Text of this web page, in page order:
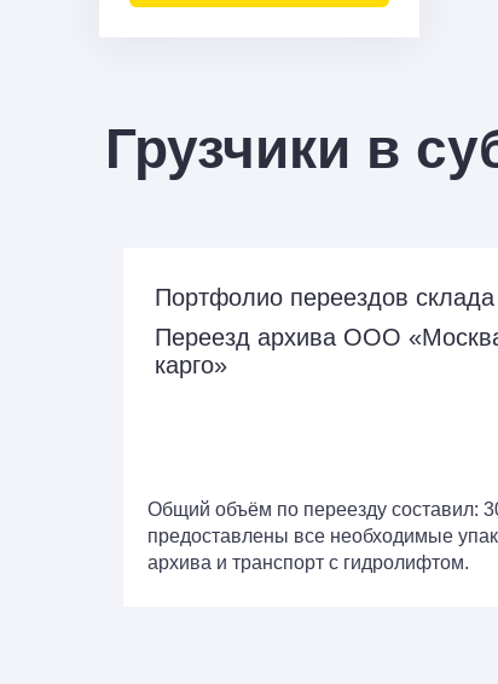
Грузчики в
Портфолио переездов склада
Переезд архива ООО
карго»
Общий объём по переезду составил:
предоставлены все необходимые
архива и транспорт с гидролифтом.